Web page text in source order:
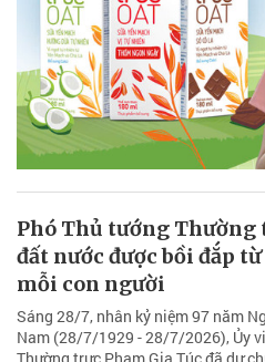
Phó Thủ tướng Thường
đất nước được bồi đắp
mỗi con người
Sáng 28/7, nhân kỷ niệm 97 năm
Nam (28/7/1929 - 28/7/2026), Ủy